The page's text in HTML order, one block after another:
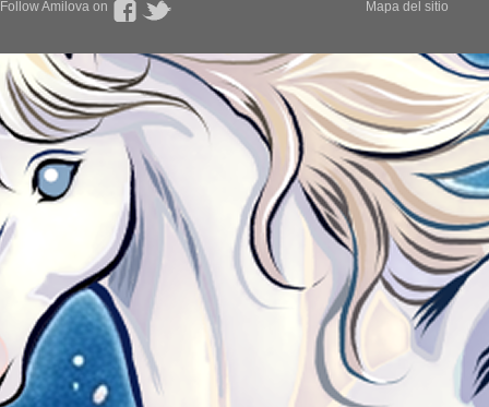
Follow Amilova on Mapa del sitio